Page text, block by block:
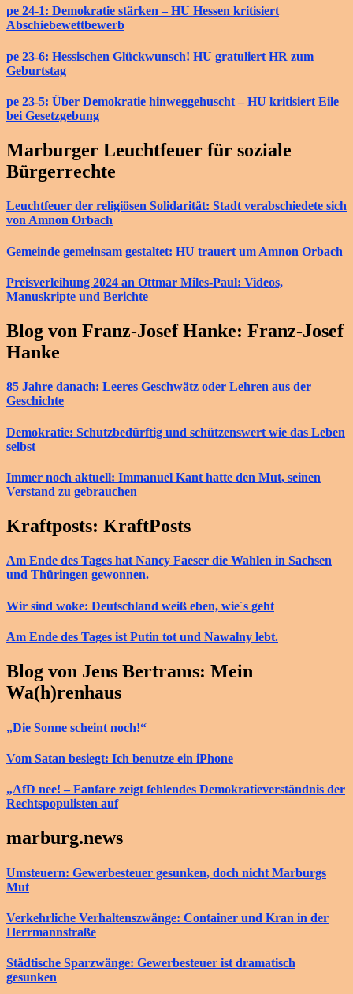
pe 24-1: Demokratie stärken – HU Hessen kritisiert
Abschiebewettbewerb
pe 23-6: Hessischen Glückwunsch! HU gratuliert HR zum
Geburtstag
pe 23-5: Über Demokratie hinweggehuscht – HU kritisiert Eile
bei Gesetzgebung
Marburger Leuchtfeuer für soziale
Bürgerrechte
Leuchtfeuer der religiösen Solidarität: Stadt verabschiedete sich
von Amnon Orbach
Gemeinde gemeinsam gestaltet: HU trauert um Amnon Orbach
Preisverleihung 2024 an Ottmar Miles-Paul: Videos,
Manuskripte und Berichte
Blog von Franz-Josef Hanke: Franz-Josef
Hanke
85 Jahre danach: Leeres Geschwätz oder Lehren aus der
Geschichte
Demokratie: Schutzbedürftig und schützenswert wie das Leben
selbst
Immer noch aktuell: Immanuel Kant hatte den Mut, seinen
Verstand zu gebrauchen
Kraftposts: KraftPosts
Am Ende des Tages hat Nancy Faeser die Wahlen in Sachsen
und Thüringen gewonnen.
Wir sind woke: Deutschland weiß eben, wie´s geht
Am Ende des Tages ist Putin tot und Nawalny lebt.
Blog von Jens Bertrams: Mein
Wa(h)renhaus
„Die Sonne scheint noch!“
Vom Satan besiegt: Ich benutze ein iPhone
„AfD nee! – Fanfare zeigt fehlendes Demokratieverständnis der
Rechtspopulisten auf
marburg.news
Umsteuern: Gewerbesteuer gesunken, doch nicht Marburgs
Mut
Verkehrliche Verhaltenszwänge: Container und Kran in der
Herrmannstraße
Städtische Sparzwänge: Gewerbesteuer ist dramatisch
gesunken